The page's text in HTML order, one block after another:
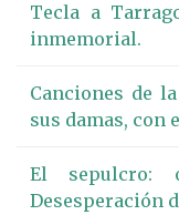
Tecla a
inmemorial.
Canciones de
sus damas, con
El sepulcro:
Desesperación